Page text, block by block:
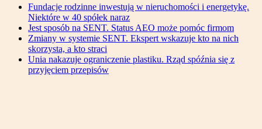
Fundacje rodzinne inwestują w nieruchomości i energetykę.
Niektóre w 40 spółek naraz
Jest sposób na SENT. Status AEO może pomóc firmom
Zmiany w systemie SENT. Ekspert wskazuje kto na nich
skorzysta, a kto straci
Unia nakazuje ograniczenie plastiku. Rząd spóźnia się z
przyjęciem przepisów